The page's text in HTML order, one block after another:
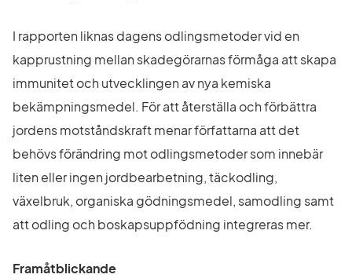
I rapporten liknas dagens odlingsmetoder vid en
kapprustning mellan skadegörarnas förmåga att skapa
immunitet och utvecklingen av nya kemiska
bekämpningsmedel. För att återställa och förbättra
jordens motståndskraft menar författarna att det
behövs förändring mot odlingsmetoder som innebär
liten eller ingen jordbearbetning, täckodling,
växelbruk, organiska gödningsmedel, samodling samt
att odling och boskapsuppfödning integreras mer.
Framåtblickande